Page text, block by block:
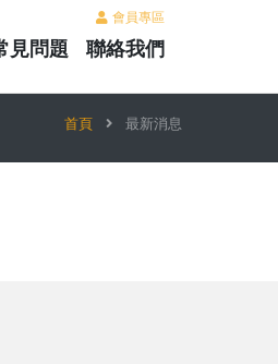
會員專區
見問題 聯絡我們
首頁 最新消息